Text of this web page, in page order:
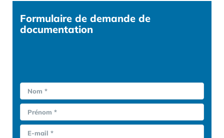
Formulaire de demande de
documentation
Nom *
Prénom *
E-mail *